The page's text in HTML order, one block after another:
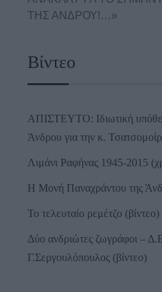
ΤΗΣ ΑΝΔΡΟΥ!…»
Βίντεο
ΑΠΙΣΤΕΥΤΟ: Ιδιωτική
Άνδρου για την κ.
Λιμάνι Ραφήνας 1945-2015
Η Μονή Παναχράντου της
Το τελευταίο ρεμέτζο (βίντεο)
Δύο ανδριώτες ζωγράφοι –
Γ.Σεργουλόπουλος (βίντεο)